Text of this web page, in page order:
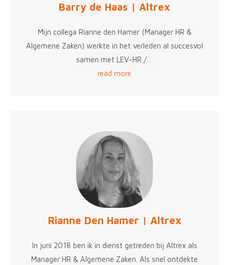
Barry de Haas | Altrex
Mijn collega Rianne den Hamer (Manager HR &
Algemene Zaken) werkte in het verleden al succesvol
samen met LEV-HR /…
read more
Rianne Den Hamer | Altrex
In juni 2018 ben ik in dienst getreden bij Altrex als
Manager HR & Algemene Zaken. Als snel ontdekte